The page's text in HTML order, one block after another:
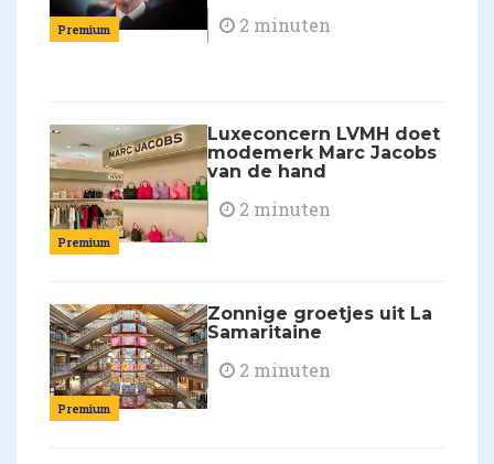
Premium 2 minuten
Premium
Luxeconcern LVMH doet
modemerk Marc Jacobs
van de hand
2 minuten
Premium
Zonnige groetjes uit La
Samaritaine
2 minuten